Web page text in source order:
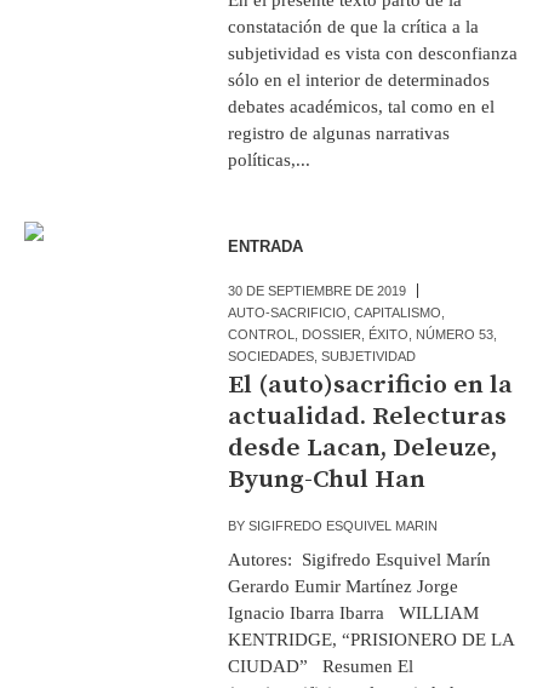
constatación de que la crítica a la
subjetividad es vista con desconfianza
sólo en el interior de determinados
debates académicos, tal como en el
registro de algunas narrativas
políticas,...
ENTRADA
30 DE SEPTIEMBRE DE 2019
AUTO-SACRIFICIO ,CAPITALISMO
CONTROL
DOSSIER ÉXITO NÚMERO 53
SOCIEDADES ,SUBJETIVIDAD
El (auto)sacrificio en la
actualidad. Relecturas
desde Lacan, Deleuze,
Byung-Chul Han
BYSIGIFREDO ESQUIVEL MARIN
Autores: Sigifredo Esquivel Marín
Gerardo Eumir Martínez Jorge
Ignacio Ibarra Ibarra WILLIAM
KENTRIDGE, “PRISIONERO DE LA
CIUDAD” Resumen El